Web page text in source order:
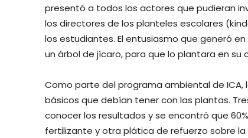
presentó a todos los actores que pudieran
los directores de los planteles escolares
los estudiantes. El entusiasmo que generó
un árbol de jícaro, para que lo plantara en su
Como parte del programa ambiental de
básicos que debían tener con las plantas.
conocer los resultados y se encontró que
fertilizante y otra plática de refuerzo sobre